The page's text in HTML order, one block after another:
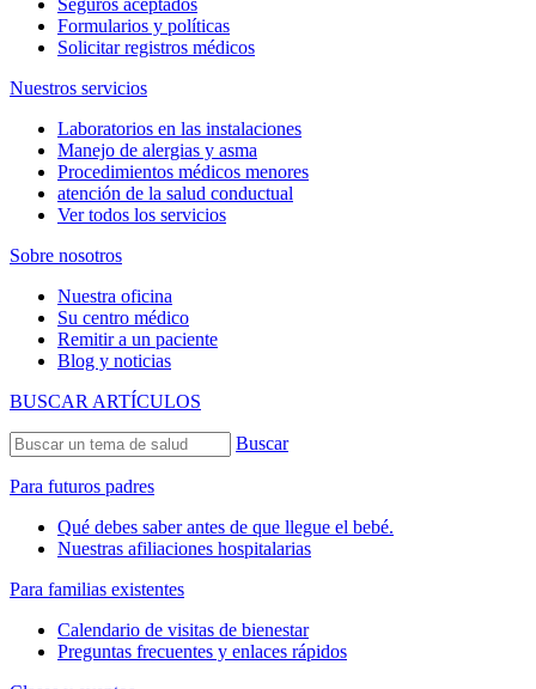
Formularios y políticas
Solicitar registros médicos
Nuestros servicios
Laboratorios en las instalaciones
Manejo de alergias y asma
Procedimientos médicos menores
atención de la salud conductual
Ver todos los servicios
Sobre nosotros
Nuestra oficina
Su centro médico
Remitir a un paciente
Blog y noticias
BUSCAR ARTÍCULOS
Buscar
Para futuros padres
Qué debes saber antes de que llegue el bebé.
Nuestras afiliaciones hospitalarias
Para familias existentes
Calendario de visitas de bienestar
Preguntas frecuentes y enlaces rápidos